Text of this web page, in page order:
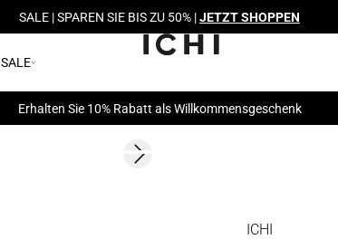
SALE | SPAREN SIE BIS ZU 50% |JETZT SHOPPEN
SALE
Erhalten Sie 10% Rabatt als Willkommensgeschenk
Next slide
ICHI